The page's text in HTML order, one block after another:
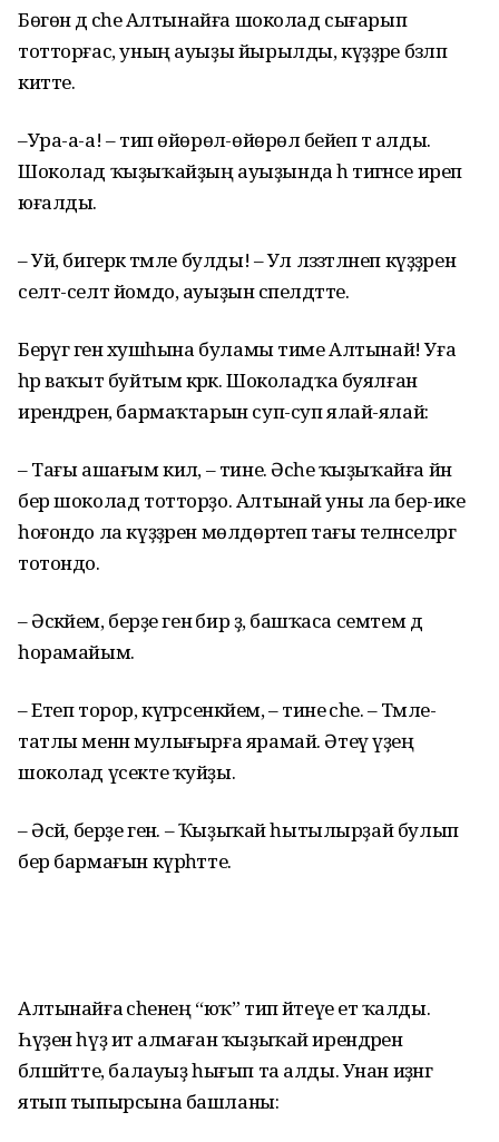
Бөгөн дә әсәһе Алтынайға шоколад сығарып
тотторғас, уның ауыҙы йырылды, күҙҙәре бәзләп
китте.
–Ура-а-а! – тип өйөрөлә-өйөрөлә бейеп тә алды.
Шоколад ҡыҙыҡайҙың ауыҙында һә тигәнсе иреп
юғалды.
– Уй, бигерәк тәмле булды! – Ул ләззәтләнеп күҙҙәрен
селт-селт йомдо, ауыҙын сәпелдәтте.
Берәүгә генә хушһына буламы тиме Алтынай! Уға
һәр ваҡыт буйтым кәрәк. Шоколадҡа буялған
ирендәрен, бармаҡтарын суп-суп ялай-ялай:
– Тағы ашағым килә, – тине. Әсәһе ҡыҙыҡайға йәнә
бер шоколад тотторҙо. Алтынай уны ла бер-ике
һоғондо ла күҙҙәрен мөлдөрәтеп тағы теләнселәргә
тотондо.
– Әсәкәйем, берҙе генә бир ҙә, башҡаса семтем дә
һорамайым.
– Етеп торор, күгәрсенкәйем, – тине әсәһе. – Тәмле-
татлы менән мулығырға ярамай. Әтеү үҙеңә
шоколад үсекте ҡуйҙы.
– Әсәй, берҙе генә. – Ҡыҙыҡай һытылырҙай булып
бер бармағын күрһәтте.
Алтынайға әсәһенең “юҡ” тип әйтеүе етә ҡалды.
Һүҙен һүҙ итә алмаған ҡыҙыҡай ирендәрен
бәлшәйтте, балауыҙ һығып та алды. Унан иҙәнгә
ятып тыпырсына башланы: